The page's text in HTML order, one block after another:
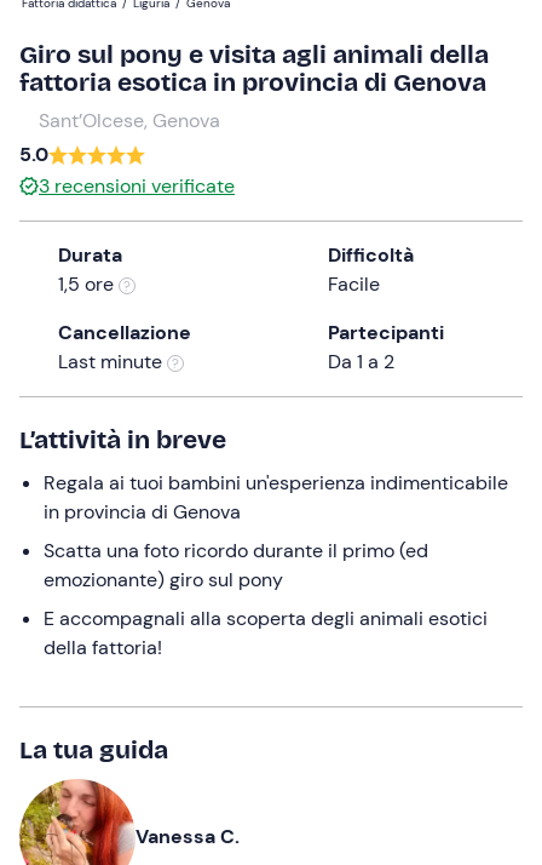
Giro sul pony e visita agli animali della
fattoria esotica in provincia di Genova
Sant’Olcese, Genova
5.0
3 recensioni verificate
Durata
1,5 ore
Difficoltà
Facile
Cancellazione
Last minute
Partecipanti
Da 1 a 2
L’attività in breve
Regala ai tuoi bambini un'esperienza indimenticabile
in provincia di Genova
Scatta una foto ricordo durante il primo (ed
emozionante) giro sul pony
E accompagnali alla scoperta degli animali esotici
della fattoria!
La tua guida
Vanessa C.